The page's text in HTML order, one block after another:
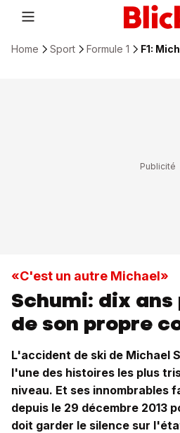
Home Sport Formule 1 F1:
«C'est un autre Michael»
Schumi: dix
de son propre
L'accident de ski de Michael
l'une des histoires les plus
niveau. Et ses innombrables
depuis le 29 décembre 2013
doit garder le silence sur